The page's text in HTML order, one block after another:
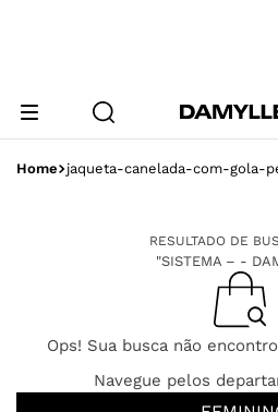
jaqueta-canelada-com-gola-
RESULTADO DE
"SISTEMA – -
Ops! Sua busca não
Navegue pelos